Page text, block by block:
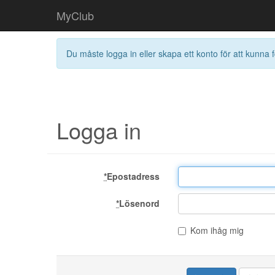
MyClub
Du måste logga in eller skapa ett konto för att kunna
Logga in
*Epostadress
*Lösenord
Kom ihåg mig